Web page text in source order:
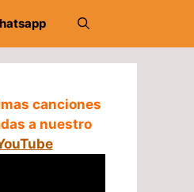
canciones
a nuestro